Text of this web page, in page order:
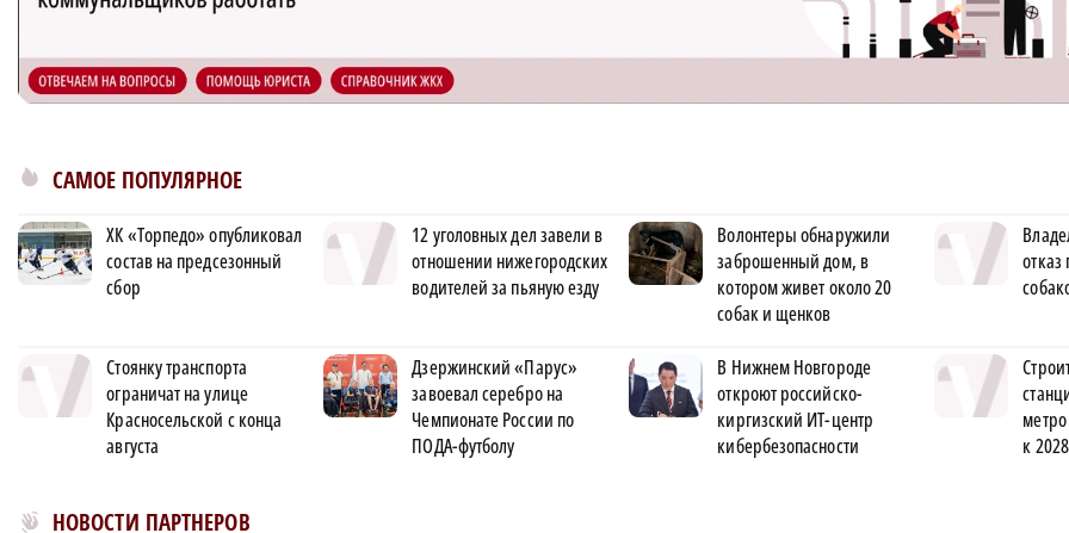
САМОЕ ПОПУЛЯРНОЕ
ХК «Торпедо» опубликовал
состав на предсезонный
сбор
12 уголовных дел завели в
отношении нижегородских
водителей за пьяную езду
Волонтеры обнаружили
заброшенный дом, в
котором живет около 20
собак и щенков
отказ
Стоянку транспорта
ограничат на улице
Красносельской с конца
августа
Дзержинский «Парус»
завоевал серебро на
Чемпионате России по
ПОДА-футболу
В Нижнем Новгороде
откроют российско-
киргизский ИТ-центр
кибербезопасности
к
НОВОСТИ ПАРТНЕРОВ
Новости МирТесен